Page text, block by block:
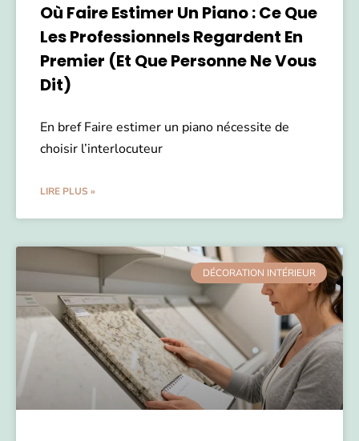
Où Faire Estimer Un Piano : Ce Que
Les Professionnels Regardent En
Premier (et Que Personne Ne Vous
Dit)
En bref Faire estimer un piano nécessite de
choisir l’interlocuteur
LIRE PLUS »
DÉCORATION INTÉRIEUR